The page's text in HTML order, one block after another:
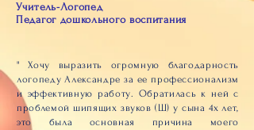
Учитель-Логопед
Педагог дошкольного воспитания
" Хочу выразить огромную благодарность
логопеду Александре за ее профессионализм
и эффективную работу. Обратилась к ней с
проблемой шипящих звуков (Ш) у сына 4х лет,
это была основная причина моего